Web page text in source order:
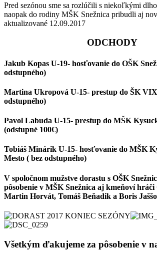
Pred sezónou sme sa rozlúčili s niekoľkými
naopak do rodiny MŠK Snežnica pribudli aj
aktualizované 12.09.2017
ODCHODY
Jakub Kopas U-19- hosťovanie do OŠK
odstupného)
Martina Ukropová U-15- prestup do ŠK
odstupného)
Pavol Labuda U-15- prestup do MŠK
(odstupné 100€)
Tobiáš Minárik U-15- hosťovanie do MŠK
Mesto ( bez odstupného)
V spoločnom mužstve dorastu s OŠK
pôsobenie v MŠK Snežnica aj kmeňoví hráči
Martin Horvát, Tomáš Beňadik a Boris
Všetkým ďakujeme za pôsobenie v